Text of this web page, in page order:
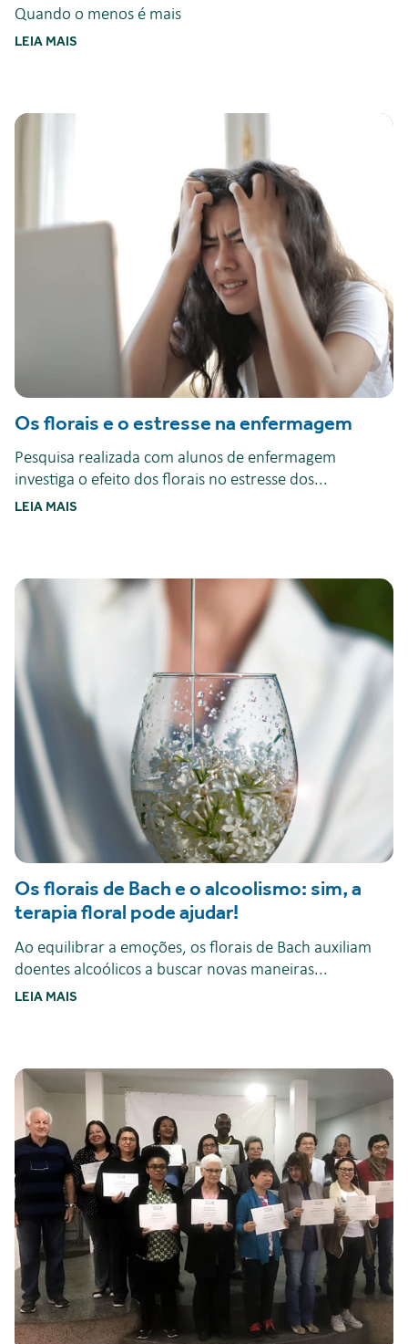
Quando o menos é mais
LEIA MAIS
Os florais e o estresse na enfermagem
Pesquisa realizada com alunos de enfermagem
investiga o efeito dos florais no estresse dos...
LEIA MAIS
Os florais de Bach e o alcoolismo: sim, a
terapia floral pode ajudar!
Ao equilibrar a emoções, os florais de Bach auxiliam
doentes alcoólicos a buscar novas maneiras...
LEIA MAIS